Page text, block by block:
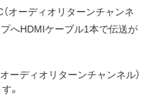
オーディオリターンチャンネ
へHDMIケーブル1本で伝送が
ーディオリターンチャンネル）
。